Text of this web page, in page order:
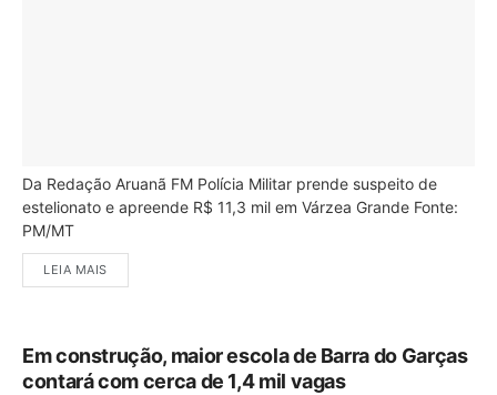
Da Redação Aruanã FM Polícia Militar prende suspeito de
estelionato e apreende R$ 11,3 mil em Várzea Grande Fonte:
PM/MT
LEIA MAIS
Em construção, maior escola de Barra do Garças
contará com cerca de 1,4 mil vagas